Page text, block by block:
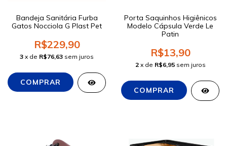
Bandeja Sanitária Furba
Gatos Nocciola G Plast Pet
R$229,90
3 x de R$76,63 sem juros
Porta Saquinhos Higiênicos
Modelo Cápsula Verde Le
Patin
R$13,90
2 x de R$6,95 sem juros